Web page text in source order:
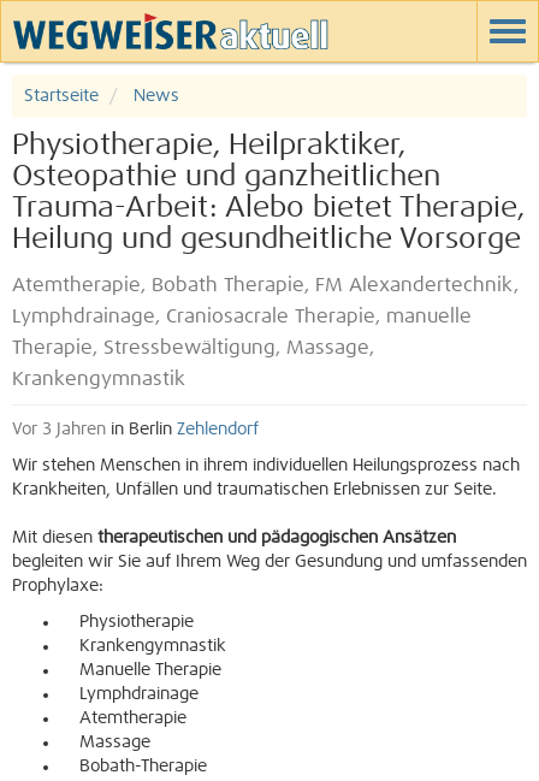
Startseite News
Physiotherapie, Heilpraktiker,
Osteopathie und ganzheitlichen
Trauma-Arbeit: Alebo bietet Therapie,
Heilung und gesundheitliche Vorsorge
Atemtherapie, Bobath Therapie, FM Alexandertechnik,
Lymphdrainage, Craniosacrale Therapie, manuelle
Therapie, Stressbewältigung, Massage,
Krankengymnastik
Vor 3 Jahren in Berlin Zehlendorf
Wir stehen Menschen in ihrem individuellen Heilungsprozess nach
Krankheiten, Unfällen und traumatischen Erlebnissen zur Seite.
Mit diesen therapeutischen und pädagogischen Ansätzen
begleiten wir Sie auf Ihrem Weg der Gesundung und umfassenden
Prophylaxe:
Physiotherapie
Krankengymnastik
Manuelle Therapie
Lymphdrainage
Atemtherapie
Massage
Bobath-Therapie